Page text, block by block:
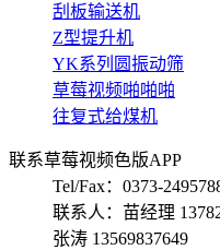
刮板输送机
Z型提升机
YK系列圆振动筛
草莓视频啪啪啪
往复式给煤机
联系草莓视频色版APP
Tel/Fax：0373-
联系人：苗经理
张涛 13569837649